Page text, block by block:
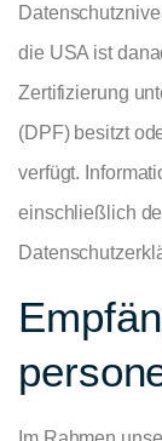
die USA ist
Zertifizierung
(DPF) besitzt
verfügt.
einschließlich